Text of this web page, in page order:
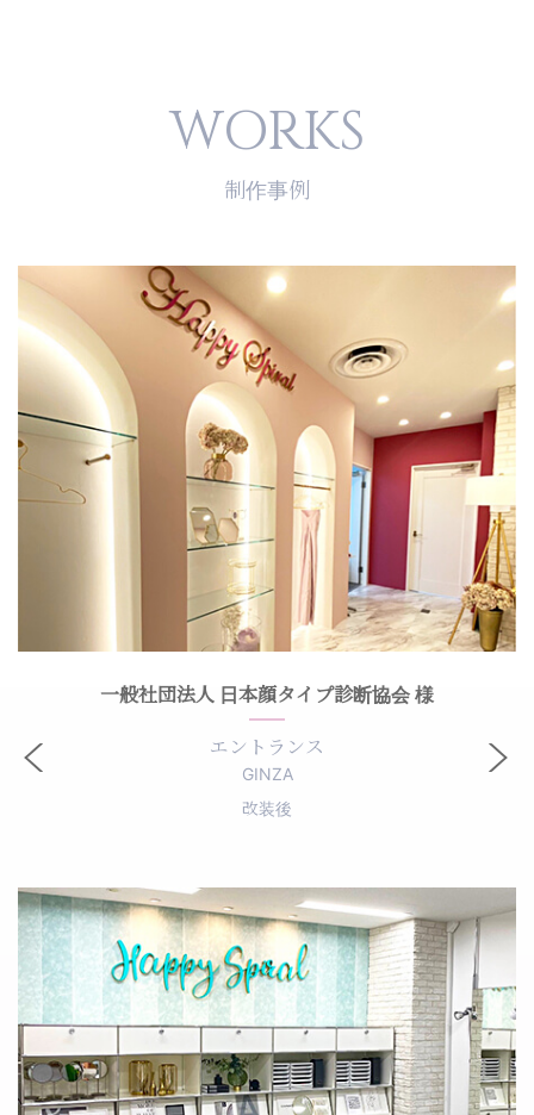
WORKS
制作事例
一般社団法人 日本顔タイプ診断協会 様
エントランス
GINZA
改装後